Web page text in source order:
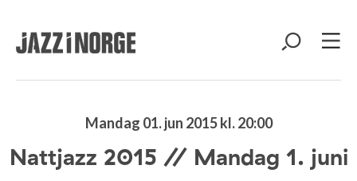
Mandag 01. jun 2015 kl. 20:00
Nattjazz 2015 // Mandag 1. juni